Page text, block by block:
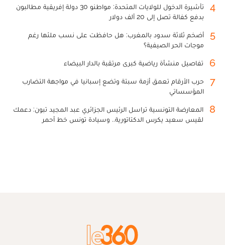
4
تأشيرة الدخول للولايات المتحدة: مواطنو 30 دولة إفريقية مطالبون
بدفع كفالة تصل إلى 20 ألف دولار
5
أضخم ثلاثة سدود بالمغرب: هل حافظت على نسب ملئها رغم
موجات الحر الصيفية؟
6 تفاصيل منشأة رياضية كبرى مرتقبة بالدار البيضاء
7
حرب الأرقام تعمق أزمة سبتة وتضع إسبانيا في مواجهة التضارب
المؤسساتي
8
المعارضة التونسية تراسل الرئيس الجزائري عبد المجيد تبون: دعمك
لقيس سعيد يكرس الدكتاتورية.. وسيادة تونس خط أحمر